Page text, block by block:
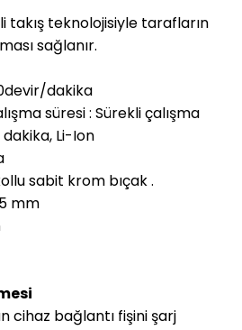
takış teknolojisiyle tarafların
sağlanır.
dakika
süresi : Sürekli çalışma
dakika, Li-Ion
sabit krom bıçak .
mm
cihaz bağlantı fişini şarj